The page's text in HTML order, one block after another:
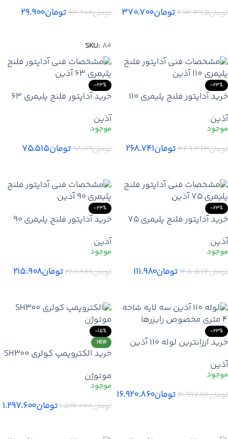
با گارانتی + ارسال فوری
تومان۴۶۳.۳۷۵تومان۳۷۰.۷۰۰ تومان۶۳.۶۰۰تومان۲۹.۹۰۰
SKU: 80
-23%
خرید آداپتور فلنج پلیمری 110
پلیمری 110 آذین + ارسال فوری
آذین
تومان۳۴۹.۳۶۳تومان۲۶۸.۷۴۱
-23%
خرید آداپتور فلنج پلیمری 63
پلیمری آذین + ضمانت اصالت +
ارسال فوری
آذین
تومان۹۸.۱۶۹تومان۷۵.۵۱۵
-23%
خرید آداپتور فلنج پلیمری 75
پلیمری 75 آذین + ارسال فوری
آذین
تومان۱۴۵.۵۷۴تومان۱۱۱.۹۸۰
-23%
خرید آداپتور فلنج پلیمری 90
پلیمری 90 آذین + ارسال فوری
آذین
تومان۲۸۰.۶۸۰تومان۲۱۵.۹۰۸
-23%
خرید ارزانترین لوله 110 آذین
سریع + گارانتی
آذین
تومان۲۱.۹۹۷.۱۱۸تومان۱۶.۹۲۰.۸۶۰
-15%
NEW
خرید الکتروپمپ کولری SH300
مسی
موتوژن
تومان۱.۵۲۰.۰۰۰تومان۱.۲۹۷.۶۰۰